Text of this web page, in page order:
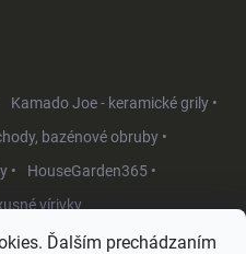
Ďalším prechádzaním
Kamado Joe - keramické grily •
bazénové obruby •
•
HouseGarden365 •
vírivky